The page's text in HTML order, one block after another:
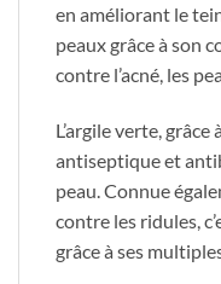
en améliorant le
peaux grâce à son
contre l’acné, les
L’argile verte,
antiseptique et
peau. Connue
contre les ridules,
grâce à ses